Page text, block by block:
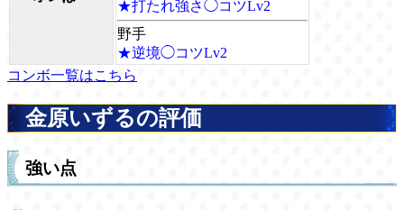
★打たれ強さ◯コツLv2
野手
★逆境◯コツLv2
コンボ一覧はこちら
金原いずるの評価
強い点